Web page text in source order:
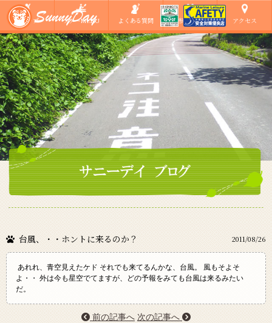
ショップ ツアーMENU よくある質問 ご参加の方へ アクセス
台風、・・ホントに来るのか？ 2011/08/26
あれれ、青空見えたケド それでも来てるんかな、台風。 風もそよそ
よ・・ 外は今も星空でてますが、どの予報をみても台風は来るみたい
だ。
前の記事へ 次の記事へ